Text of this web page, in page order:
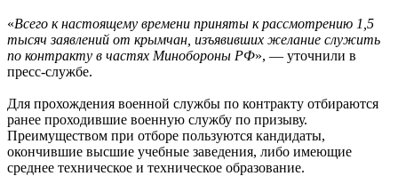
«Всего к настоящему времени приняты к рассмотрению 1,5
тысяч заявлений от крымчан, изъявивших желание служить
по контракту в частях Минобороны РФ», — уточнили в
пресс-службе.
Для прохождения военной службы по контракту отбираются
ранее проходившие военную службу по призыву.
Преимуществом при отборе пользуются кандидаты,
окончившие высшие учебные заведения, либо имеющие
среднее техническое и техническое образование.